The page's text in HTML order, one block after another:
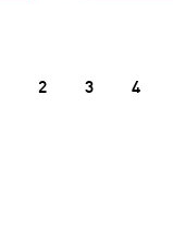
2 3 4